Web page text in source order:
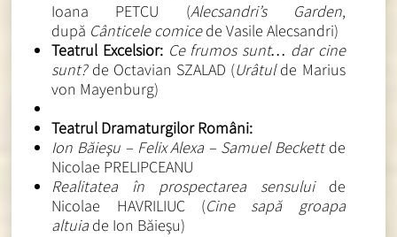
Ioana PETCU (Alecsandri’s Garden,
după Cânticele comicede Vasile Alecsandri)
Teatrul Excelsior: Ce frumos sunt… dar cine
sunt? de Octavian SZALAD (Urâtulde Marius
von Mayenburg)
Teatrul Dramaturgilor Români:
Ion Băieşu – Felix Alexa – Samuel Beckettde
Nicolae PRELIPCEANU
Realitatea în prospectarea sensului de
Nicolae HAVRILIUC (Cine sapă groapa
altuia de Ion Băieşu)